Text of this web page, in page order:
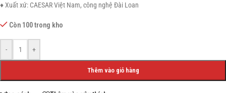
♦ Xuất xứ: CAESAR Việt Nam, công nghệ Đài Loan
Còn 100 trong kho
- +
Thêm vào giỏ hàng